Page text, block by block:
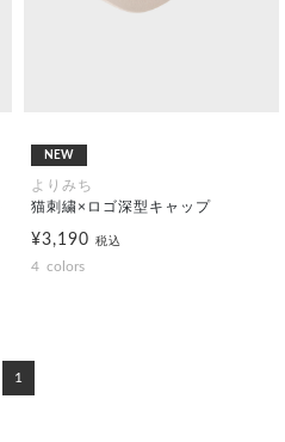
NEW
よりみち
猫刺繍×ロゴ深型キャップ
¥3,190 税込
4 colors
1